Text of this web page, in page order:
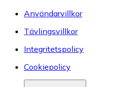
Användarvillkor
Tävlingsvillkor
Integritetspolicy
Cookiepolicy